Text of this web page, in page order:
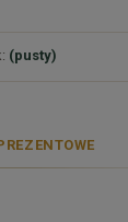
(pusty)